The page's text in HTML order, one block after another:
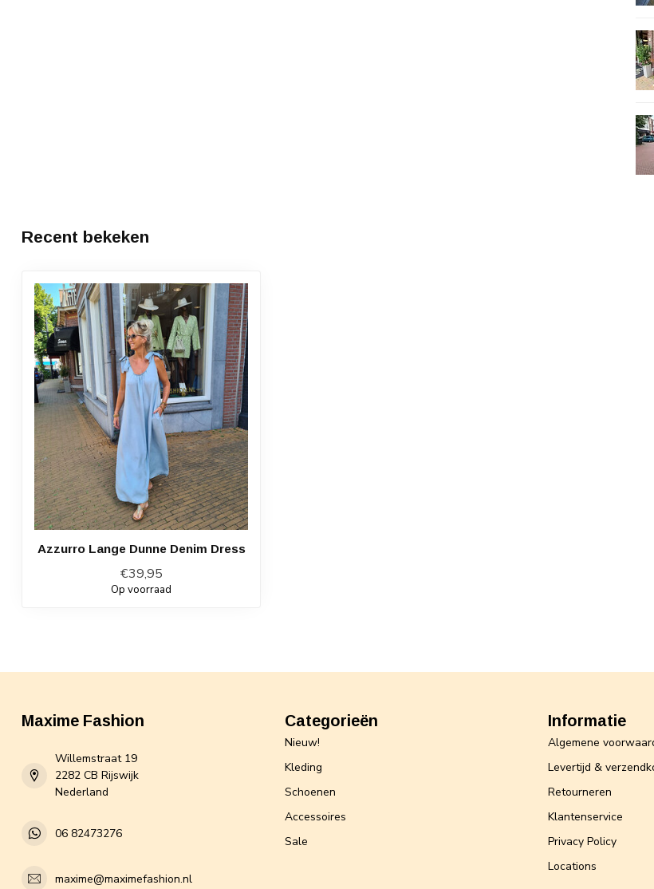
Recent bekeken
Azzurro Lange Dunne Denim Dress
€39,95
Op voorraad
Maxime Fashion
Willemstraat 19
2282 CB Rijswijk
Nederland
06 82473276
maxime@maximefashion.nl
Categorieën
Nieuw!
Kleding
Schoenen
Accessoires
Sale
Informatie
Algemene
Levertijd &
Retourneren
Klantenservice
Privacy Policy
Locations